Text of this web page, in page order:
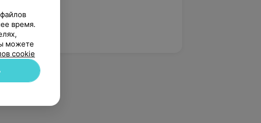
время.
можете
cookie